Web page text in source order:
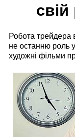
Робота трейдера
не останню роль у
художні фільми